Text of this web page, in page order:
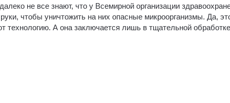
не все знают, что у Всемирной организации
чтобы уничтожить на них опасные микроорганизмы. Да,
технологию. А она заключается лишь в тщательной обработке